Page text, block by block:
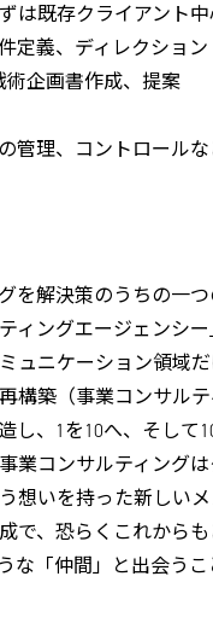
は既存クライアント
定義、ディレクション
企画書作成、提案
管理、コントロール
を解決策のうちの一つ
ィングエージェンシ
ュニケーション領域
構築（事業コンサル
し、1を10へ、そし
業コンサルティング
想いを持った新しいメ
で、恐らくこれから
な「仲間」と出会うこ